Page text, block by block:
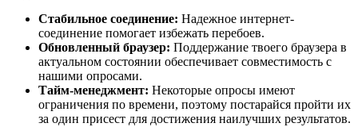
Стабильное соединение: Надежное интернет-
соединение помогает избежать перебоев.
Обновленный браузер: Поддержание твоего браузера в
актуальном состоянии обеспечивает совместимость с
нашими опросами.
Тайм-менеджмент: Некоторые опросы имеют
ограничения по времени, поэтому постарайся пройти их
за один присест для достижения наилучших результатов.